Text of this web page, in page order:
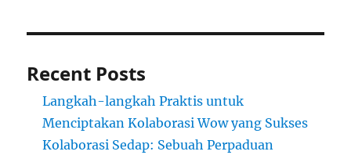
Recent Posts
Langkah-langkah Praktis untuk
Menciptakan Kolaborasi Wow yang Sukses
Kolaborasi Sedap: Sebuah Perpaduan